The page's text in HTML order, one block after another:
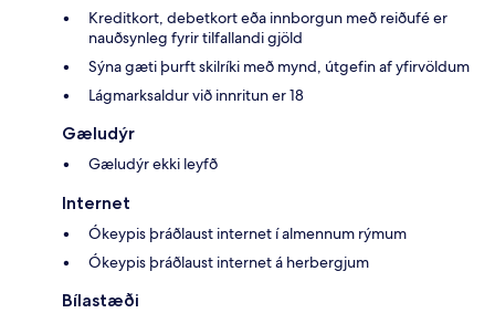
Kreditkort, debetkort eða innborgun með reiðufé er
nauðsynleg fyrir tilfallandi gjöld
Sýna gæti þurft skilríki með mynd, útgefin af yfirvöldum
Lágmarksaldur við innritun er 18
Gæludýr
Gæludýr ekki leyfð
Internet
Ókeypis þráðlaust internet í almennum rýmum
Ókeypis þráðlaust internet á herbergjum
Bílastæði